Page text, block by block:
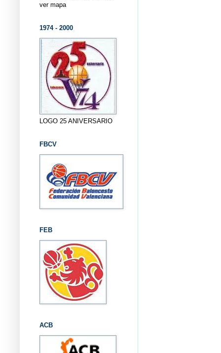
ver mapa
1974 - 2000
LOGO 25 ANIVERSARIO
FBCV
FEB
ACB